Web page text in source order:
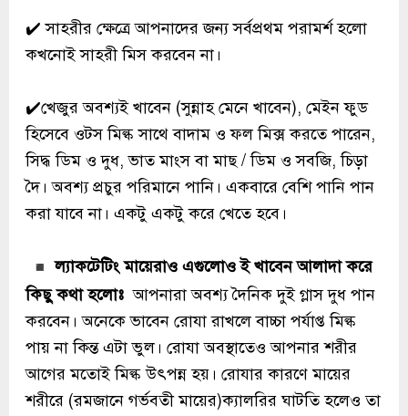
✔️ সাহরীর ক্ষেত্রে আপনাদের জন্য সর্বপ্রথম পরামর্শ হলো
কখনোই সাহরী মিস করবেন না।
✔️খেজুর অবশ্যই খাবেন (সুন্নাহ মেনে খাবেন), মেইন ফুড
হিসেবে ওটস মিল্ক সাথে বাদাম ও ফল মিক্স করতে পারেন,
সিদ্ধ ডিম ও দুধ, ভাত মাংস বা মাছ / ডিম ও সবজি, চিড়া
দৈ। অবশ্য প্রচুর পরিমানে পানি। একবারে বেশি পানি পান
করা যাবে না। একটু একটু করে খেতে হবে।
ল্যাকটেটিং মায়েরাও এগুলোও ই খাবেন আলাদা করে
কিছু কথা হলোঃআপনারা অবশ্য দৈনিক দুই গ্লাস দুধ পান
করবেন। অনেকে ভাবেন রোযা রাখলে বাচ্চা পর্যাপ্ত মিল্ক
পায় না কিন্ত এটা ভুল। রোযা অবস্থাতেও আপনার শরীর
আগের মতোই মিল্ক উৎপন্ন হয়। রোযার কারণে মায়ের
শরীরে (রমজানে গর্ভবতী মায়ের)ক্যালরির ঘাটতি হলেও তা